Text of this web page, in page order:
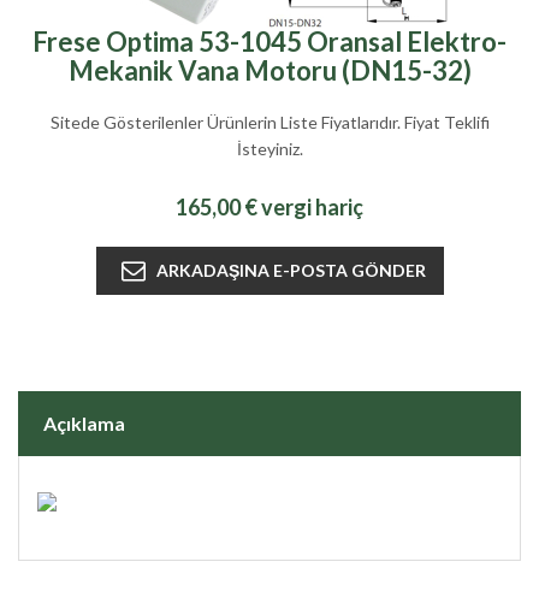
Frese Optima 53-1045 Oransal Elektro-
Mekanik Vana Motoru (DN15-32)
Sitede Gösterilenler Ürünlerin Liste Fiyatlarıdır. Fiyat Teklifi
İsteyiniz.
165,00 € vergi hariç
Açıklama